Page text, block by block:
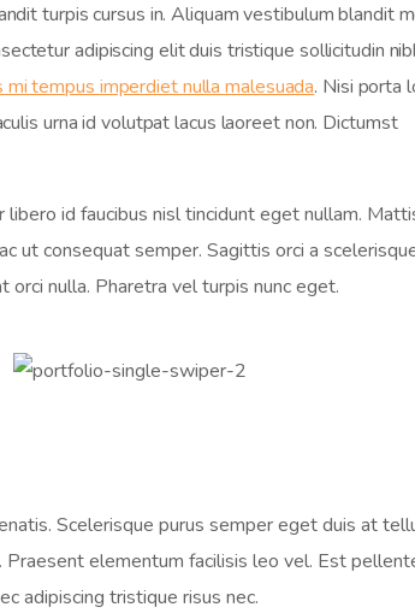
turpis cursus in. Aliquam vestibulum blandit
adipiscing elit duis tristique sollicitudin
mi tempus imperdiet nulla malesuada. Nisi porta
urna id volutpat lacus laoreet non. Dictumst
id faucibus nisl tincidunt eget nullam.
ut consequat semper. Sagittis orci a
nulla. Pharetra vel turpis nunc eget.
Scelerisque purus semper eget duis at
elementum facilisis leo vel. Est
adipiscing tristique risus nec.